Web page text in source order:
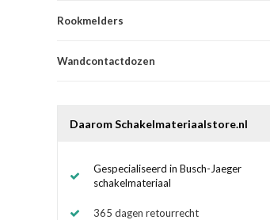
Rookmelders
Wandcontactdozen
Daarom Schakelmateriaalstore.nl
Gespecialiseerd in Busch-Jaeger
schakelmateriaal
365 dagen retourrecht